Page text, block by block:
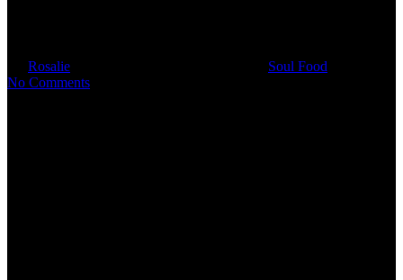
Rosalie
Soul Food
No Comments